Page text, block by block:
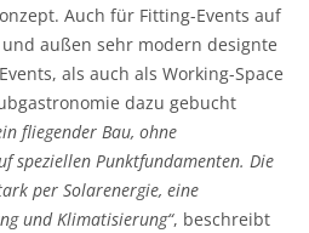
Auch für Fitting-Events auf
außen sehr modern designte
als auch als Working-Space
dazu gebucht
fliegender Bau, ohne
speziellen Punktfundamenten. Die
per Solarenergie, eine
und Klimatisierung“, beschreibt